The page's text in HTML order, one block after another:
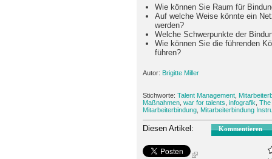
Wie können Sie Raum für
Auf welche Weise könnte ein
werden?
Welche Schwerpunkte der
Wie können Sie die führenden
führen?
Autor: Brigitte Miller
Stichworte: Talent Management
Maßnahmen war for talents infografik The
Mitarbeiterbindung Mitarbeiterbindung
Diesen Artikel: Kommentieren